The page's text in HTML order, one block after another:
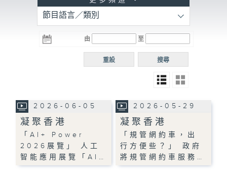
R3
電台 電台
R5
電台
普通
節目語言／類別
由 至
搜尋
重設
2026-06-05
凝聚香港
「AI+ Power
2026展覽」 人工
智能應用展覽「AI…
2026-05-29
凝聚香港
「規管網約車，出
行方便些？」 政府
將規管網約車服務…